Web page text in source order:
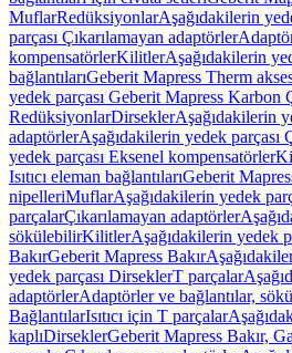
MuflarRedüksiyonlarAşağıdakilerin
parçası Çıkarılamayan adaptörler
kompensatörlerKilitlerAşağıdakilerin
bağlantılarıGeberit Mapress Therm
yedek parçası Geberit Mapress Karbon
RedüksiyonlarDirseklerAşağıdakilerin
adaptörlerAşağıdakilerin yedek parçası
yedek parçası Eksenel kompensatörler
Isıtıcı eleman bağlantılarıGeberit
nipelleriMuflarAşağıdakilerin yedek
parçalarÇıkarılamayan adaptörler
sökülebilirKilitlerAşağıdakilerin yedek
BakırGeberit Mapress Bakır
yedek parçası DirseklerT parçalar
adaptörlerAdaptörler ve bağlantılar,
BağlantılarIsıtıcı için T parçalar
kaplıDirseklerGeberit Mapress Bakır,